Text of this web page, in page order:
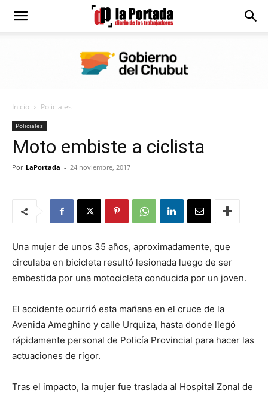
Diario
Portada
Inicio Policiales
Policiales
Moto embiste a ciclista
Por LaPortada - 24 noviembre, 2017
Una mujer de unos 35 años, aproximadamente, que
circulaba en bicicleta resultó lesionada luego de ser
embestida por una motocicleta conducida por un joven.
El accidente ocurrió esta mañana en el cruce de la
Avenida Ameghino y calle Urquiza, hasta donde llegó
rápidamente personal de Policía Provincial para hacer las
actuaciones de rigor.
Tras el impacto, la mujer fue traslada al Hospital Zonal de